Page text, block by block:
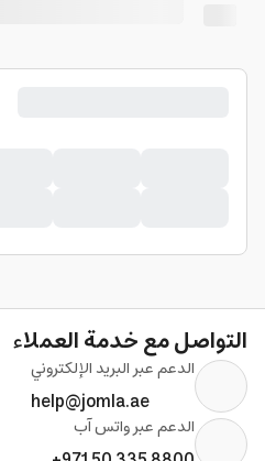
التواصل مع خدمة العملاء
الدعم عبر البريد الإلكتروني
help@jomla.ae
الدعم عبر واتس آب